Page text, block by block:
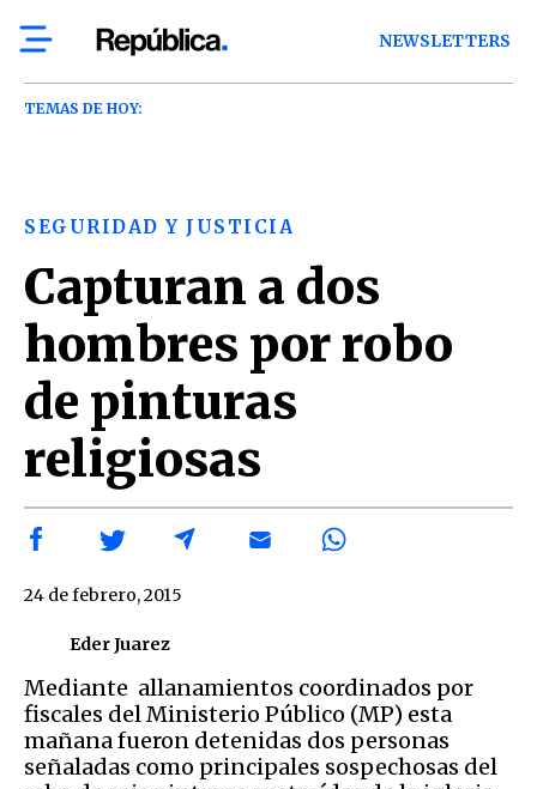
NEWSLETTERS
TEMAS DE HOY:
SEGURIDAD Y JUSTICIA
Capturan a dos
hombres por robo
de pinturas
religiosas
Eder Juarez
24 de febrero, 2015
Mediante allanamientos coordinados por
fiscales del Ministerio Público (MP) esta
mañana fueron detenidas dos personas
señaladas como principales sospechosas del